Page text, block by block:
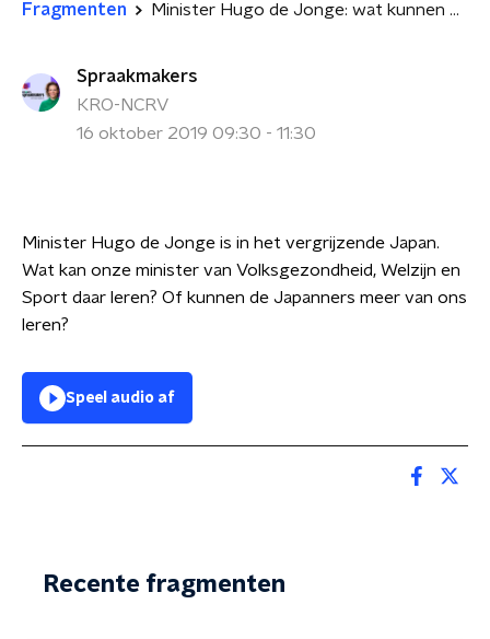
Fragmenten Minister Hugo de Jonge: wat kunnen we leren van Japan op het gebied van vergrijzing?
Spraakmakers
KRO-NCRV
16 oktober 2019 09:30 - 11:30
Minister Hugo de Jonge is in het vergrijzende Japan.
Wat kan onze minister van Volksgezondheid, Welzijn en
Sport daar leren? Of kunnen de Japanners meer van ons
leren?
Speel audio af
Recente fragmenten